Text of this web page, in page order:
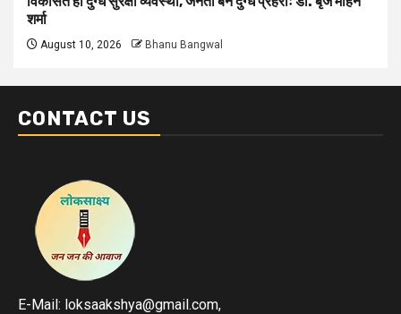
शर्मा
August 10, 2026 Bhanu Bangwal
CONTACT US
E-Mail: loksaakshya@gmail.com,